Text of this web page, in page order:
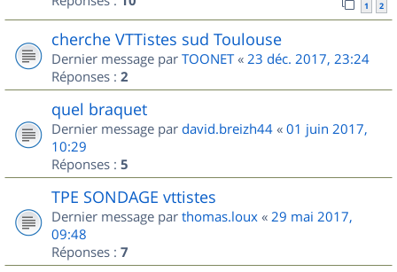
1 2
cherche VTTistes sud Toulouse
Dernier message par TOONET« 23 déc. 2017, 23:24
Réponses : 2
quel braquet
Dernier message par david.breizh44 « 01 juin 2017,
10:29
Réponses : 5
TPE SONDAGE vttistes
Dernier message par thomas.loux « 29 mai 2017,
09:48
Réponses : 7